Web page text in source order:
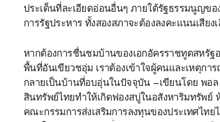
ประเด็นที่ละเอียดอ่อนอื่นๆ ภายใต้รัฐธรรมนูญขอ
การรัฐประหาร ทั้งสองสภาจะต้องลงคะแนนเสีย
หากต้องการชื่นชมบ้านของเอกอัครราชทูตสหรัฐ
พื้นที่อันเขียวชอุ่ม เราต้องเข้าใจผู้คนและเหตุกา
กลายเป็นบ้านที่อบอุ่นในปัจจุบัน —เขียนโดย พอล
สินทรัพย์ไทยทำให้เกิดฟองสบู่ในอสังหาริมทรัพย์
คณะกรรมการส่งเสริมการลงทุนของประเทศไท